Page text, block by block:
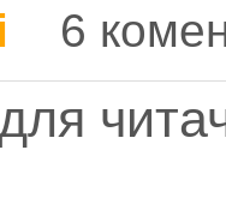
про Авторське право
6